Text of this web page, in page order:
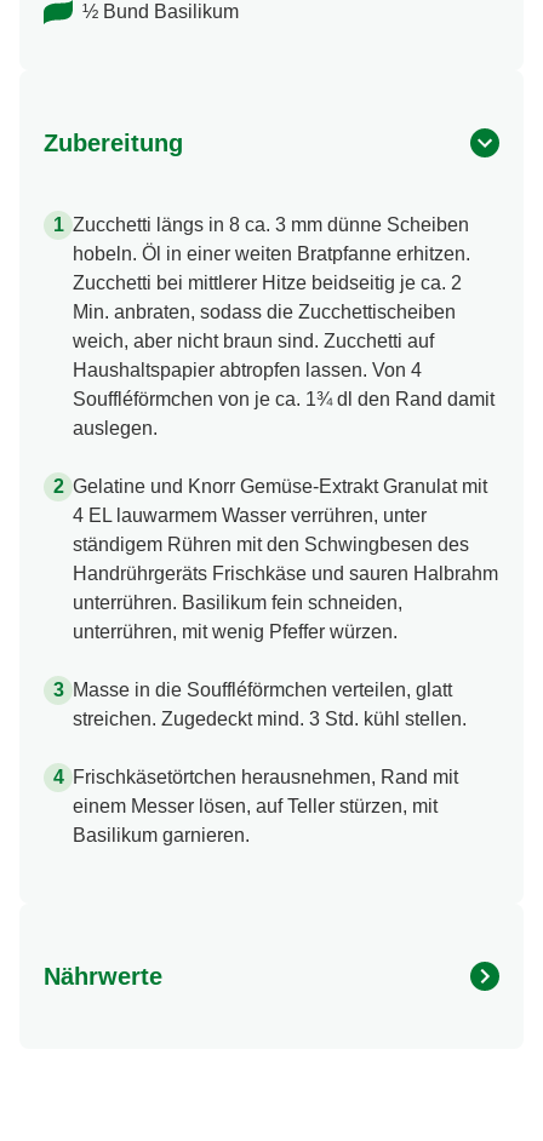
½ Bund Basilikum
Zubereitung
Zucchetti längs in 8 ca. 3 mm dünne Scheiben
hobeln. Öl in einer weiten Bratpfanne erhitzen.
Zucchetti bei mittlerer Hitze beidseitig je ca. 2
Min. anbraten, sodass die Zucchettischeiben
weich, aber nicht braun sind. Zucchetti auf
Haushaltspapier abtropfen lassen. Von 4
Souffléförmchen von je ca. 1¾ dl den Rand damit
auslegen.
Gelatine und Knorr Gemüse-Extrakt Granulat mit
4 EL lauwarmem Wasser verrühren, unter
ständigem Rühren mit den Schwingbesen des
Handrührgeräts Frischkäse und sauren Halbrahm
unterrühren. Basilikum fein schneiden,
unterrühren, mit wenig Pfeffer würzen.
Masse in die Souffléförmchen verteilen, glatt
streichen. Zugedeckt mind. 3 Std. kühl stellen.
Frischkäsetörtchen herausnehmen, Rand mit
einem Messer lösen, auf Teller stürzen, mit
Basilikum garnieren.
Nährwerte